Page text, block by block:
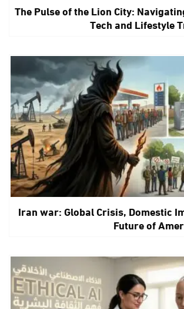
The Pulse of the Lion City:
Tech and Lifestyle
Iran war: Global Crisis, Domestic
Future of